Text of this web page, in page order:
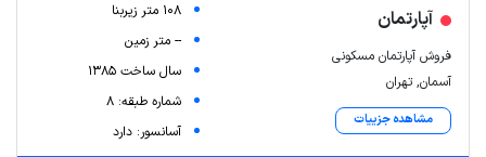
آپارتمان
فروش آپارتمان مسکونی
آسمان, تهران
مشاهده جزییات
108 متر زیربنا
-- متر زمین
سال ساخت 1385
شماره طبقه: 8
آسانسور: دارد